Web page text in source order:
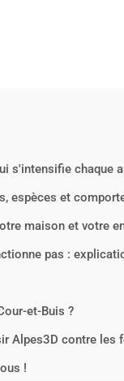
s'intensifie chaque
espèces et
maison et votre
pas :
et-Buis ?
Alpes3D contre les
!